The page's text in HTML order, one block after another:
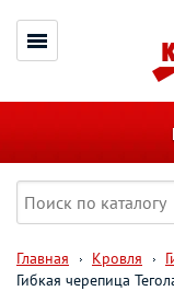
Главная Кровля
Гибкая черепица